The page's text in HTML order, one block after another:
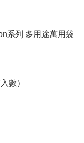
系列 多用途萬用袋
數）